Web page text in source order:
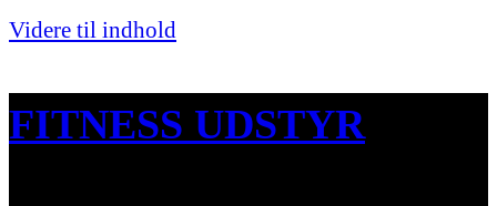
Videre til indhold
FITNESS UDSTYR